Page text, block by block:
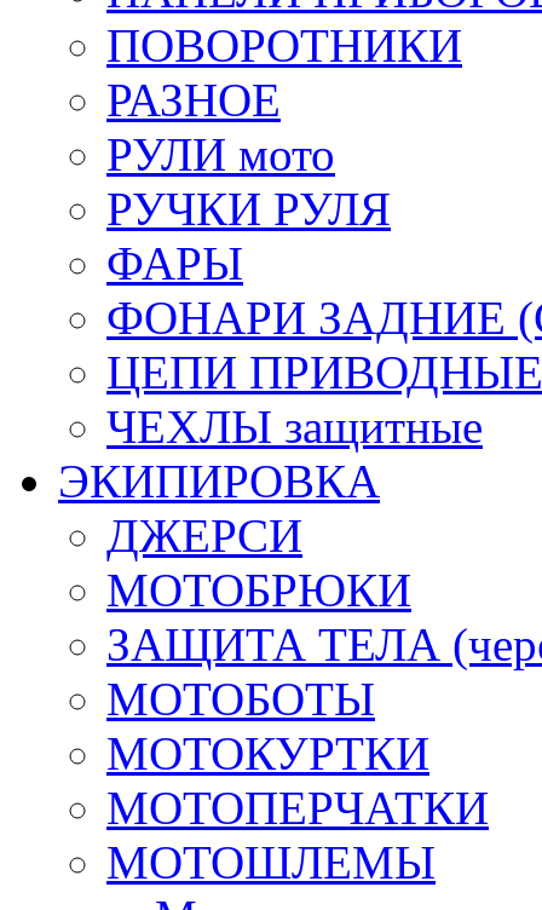
ПОВОРОТНИКИ
РАЗНОЕ
РУЛИ мото
РУЧКИ РУЛЯ
ФАРЫ
ФОНАРИ ЗАДНИЕ
ЦЕПИ ПРИВОДНЫЕ
ЧЕХЛЫ защитные
ЭКИПИРОВКА
ДЖЕРСИ
МОТОБРЮКИ
ЗАЩИТА ТЕЛА
МОТОБОТЫ
МОТОКУРТКИ
МОТОПЕРЧАТКИ
МОТОШЛЕМЫ